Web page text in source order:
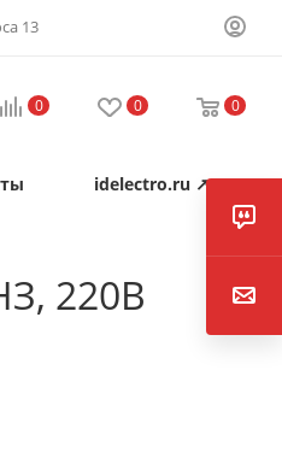
13
0 0 0
idelectro.ru ↗
220В